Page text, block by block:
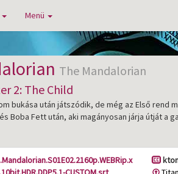
Menü
The Mandalorian
2: The Child
bukása után játszódik, de még az Első
Boba Fett után, aki magányosan járja útját a